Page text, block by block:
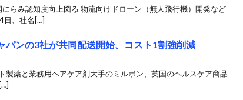
らみ認知度向上図る 物流向けドローン（無人飛行機）開発など
日、社名[…]
パンの3社が共同配送開始、コスト1割強削減
製薬と業務用ヘアケア剤大手のミルボン、英国のヘルスケア商品